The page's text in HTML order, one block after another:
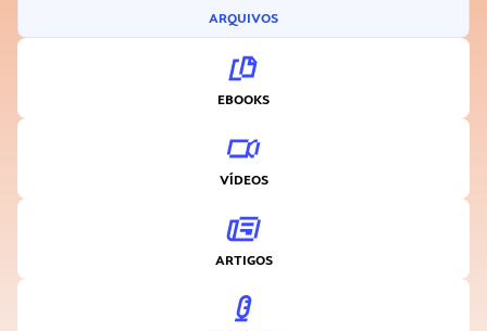
ARQUIVOS
EBOOKS
VÍDEOS
ARTIGOS